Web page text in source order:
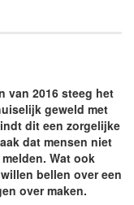
van 2016 steeg het
geweld met
dit een zorgelijke
dat mensen niet
Wat ook
bellen over een
over maken.